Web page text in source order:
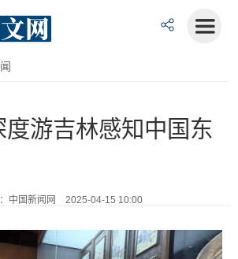
度游吉林感知中国东
中国新闻网 2025-04-15 10:00